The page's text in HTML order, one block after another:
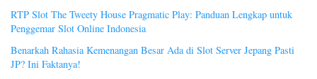
RTP Slot The Tweety House Pragmatic Play: Panduan Lengkap untuk
Penggemar Slot Online Indonesia
Benarkah Rahasia Kemenangan Besar Ada di Slot Server Jepang Pasti
JP? Ini Faktanya!